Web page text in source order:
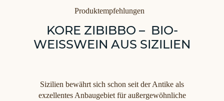
Kategorien
Produktempfehlungen
KORE ZIBIBBO – BIO-
WEISSWEIN AUS SIZILIEN
Sizilien bewährt sich schon seit der Antike als
exzellentes Anbaugebiet für außergewöhnliche